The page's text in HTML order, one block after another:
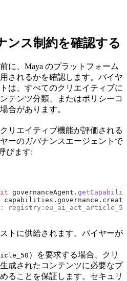
ンス制約を確認する
に、Maya のプラットフォーム
されるかを確認します。バイヤ
は、すべてのクリエイティブに
テンツ分類、またはポリシーコ
合があります。
リエイティブ機能が評価される
ーのガバナンスエージェントで
びます:
governanceAgent .
capabilities . governance .
トに供給されます。バイヤーが
）を要求する場合、クリ
成されたコンテンツに必要なプ
ることを保証します。セキュリ